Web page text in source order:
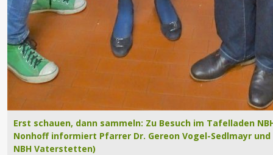
Erst schauen, dann sammeln: Zu Besuch im Tafelladen
Nonhoff informiert Pfarrer Dr. Gereon Vogel-Sedlmayr
NBH Vaterstetten)